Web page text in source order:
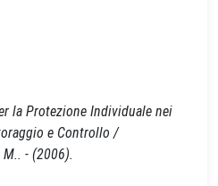
la Protezione Individuale nei
e Controllo /
M.. - (2006).